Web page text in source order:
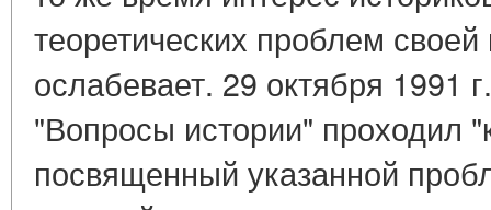
теоретических проблем своей
ослабевает. 29 октября 1991
"Вопросы истории" проходил
посвященный указанной